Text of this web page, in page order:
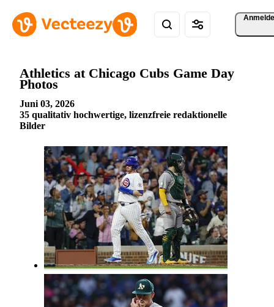
Athletics at Chicago Cubs Game Day
Photos
Juni 03, 2026
35 qualitativ hochwertige, lizenzfreie redaktionelle
Bilder